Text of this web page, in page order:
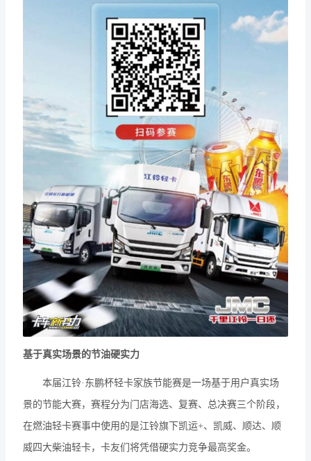
基于真实场景的节油硬实力
本届江铃·东鹏杯轻卡家族节能赛是一场基于用户真实场
景的节能大赛，赛程分为门店海选、复赛、总决赛三个阶段，
在燃油轻卡赛事中使用的是江铃旗下凯运+、凯威、顺达、顺
威四大柴油轻卡，卡友们将凭借硬实力竞争最高奖金。